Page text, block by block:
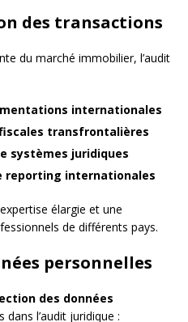
des transactions
du marché immobilier, l’audit
internationales
transfrontalières
systèmes juridiques
reporting internationales
élargie et une
de différents pays.
personnelles
des données
l’audit juridique :